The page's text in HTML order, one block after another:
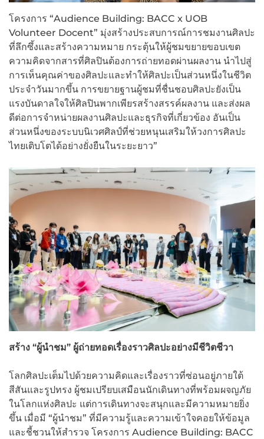
โครงการ “Audience Building: BACC x UOB
Volunteer Docent” มุ่งสร้างประสบการณ์การชมงานศิลปะ
ที่ลึกซึ้งและสร้างความหมาย กระตุ้นให้ผู้ชมขยายขอบเขต
ความคิดจากสารที่ศิลปินต้องการถ่ายทอดผ่านผลงาน นำไปสู่
การเห็นคุณค่าของศิลปะและทำให้ศิลปะเป็นส่วนหนึ่งในชีวิต
ประจำวันมากขึ้น การขยายฐานผู้ชมที่ชื่นชอบศิลปะยังเป็น
แรงบันดาลใจให้ศิลปินพากเพียรสร้างสรรค์ผลงาน และส่งผล
ดีต่อการจำหน่ายผลงานศิลปะและธุรกิจที่เกี่ยวข้อง อันเป็น
ส่วนหนึ่งของระบบนิเวศศิลป์ที่ช่วยหนุนเสริมให้วงการศิลปะ
ไทยเติบโตได้อย่างยั่งยืนในระยะยาว”
สร้าง “ผู้นำชม” ผู้ถ่ายทอดเรื่องราวศิลปะอย่างมีชีวิตชีวา
โลกศิลปะเต็มไปด้วยความคิดและเรื่องราวที่ซ่อนอยู่ภายใต้
สีสันและรูปทรง ผู้ชมเปรียบเสมือนนักเดินทางที่พร้อมผจญภัย
ในโลกแห่งศิลปะ แต่การเดินทางจะสนุกและมีความหมายยิ่ง
ขึ้น เมื่อมี “ผู้นำชม” ที่มีความรู้และความเข้าใจคอยให้ข้อมูล
และชี้ชวนให้สำรวจ โครงการ Audience Building: BACC